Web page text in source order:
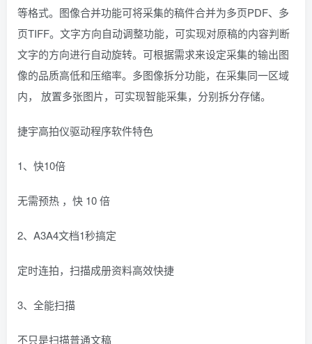
等格式。图像合并功能可将采集的稿件合并为多页PDF、多
页TIFF。文字方向自动调整功能，可实现对原稿的内容判断
文字的方向进行自动旋转。可根据需求来设定采集的输出图
像的品质高低和压缩率。多图像拆分功能，在采集同一区域
内， 放置多张图片，可实现智能采集，分别拆分存储。
捷宇高拍仪驱动程序软件特色
1、快10倍
无需预热 ，快 10 倍
2、A3A4文档1秒搞定
定时连拍，扫描成册资料高效快捷
3、全能扫描
不只是扫描普通文稿